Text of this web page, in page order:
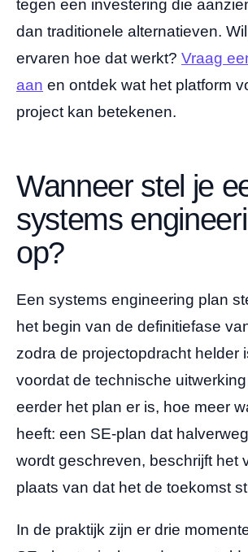
tegen een investering die
dan traditionele alternatieven.
ervaren hoe dat werkt? Vraag
aan en ontdek wat het platform
project kan betekenen.
Wanneer stel je
systems
op?
Een systems engineering plan
het begin van de definitiefase
zodra de projectopdracht helder
voordat de technische
eerder het plan er is, hoe meer
heeft: een SE-plan dat
wordt geschreven, beschrijft het
plaats van dat het de toekomst
In de praktijk zijn er drie